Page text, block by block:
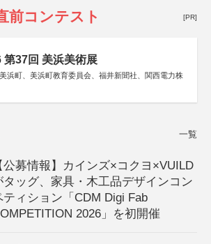
前コンテスト [PR]
第37回 美浜美術展
浜町、美浜町教育委員会、福井新聞社、関西電力株
一覧
公募情報】カインズ×コクヨ×VUILD
タッグ、家具・木工品デザインコン
ティション「CDM Digi Fab
2026」を初開催